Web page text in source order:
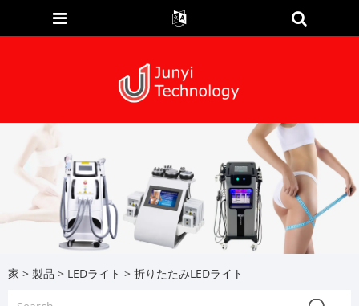
家 > 製品 > LEDライト > 折りたたみLEDライト